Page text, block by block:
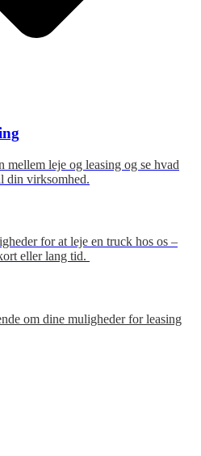
leje og leasing og se hvad
din virksomhed.
for at leje en truck hos os –
eller lang tid.
om dine muligheder for leasing